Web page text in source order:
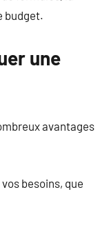
budget.
une
avantages
besoins, que